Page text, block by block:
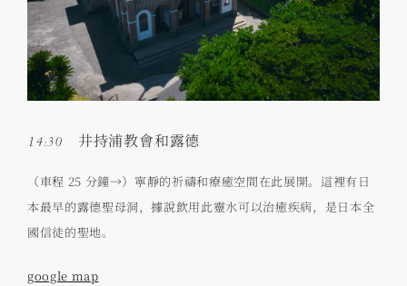
14:30 井持浦教會和露德
（車程 25 分鐘→）寧靜的祈禱和療癒空間在此展開。這裡有日
本最早的露德聖母洞，據說飲用此靈水可以治癒疾病，是日本全
國信徒的聖地。
google map